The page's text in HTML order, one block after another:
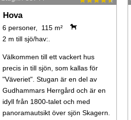
Hova
6 personer, 115 m²
2 m till sjö/hav:.
Välkommen till ett vackert hus
precis in till sjön, som kallas för
"Väveriet". Stugan är en del av
Gudhammars Herrgård och är en
idyll från 1800-talet och med
panoramautsikt över sjön Skagern.